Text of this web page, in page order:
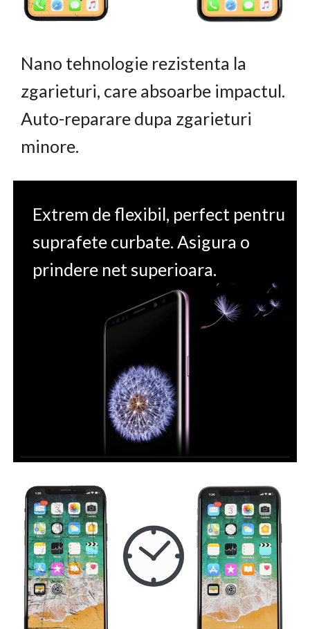
Nano tehnologie rezistenta la
zgarieturi, care absoarbe impactul.
Auto-reparare dupa zgarieturi
minore.
Extrem de flexibil, perfect pentru
suprafete curbate. Asigura o
prindere net superioara.